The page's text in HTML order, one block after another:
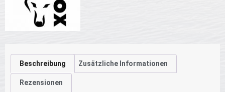
Beschreibung Zusätzliche Informationen
Rezensionen